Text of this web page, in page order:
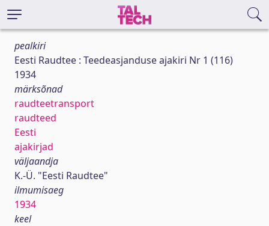
pealkiri
Eesti Raudtee : Teedeasjanduse ajakiri Nr 1 (116)
1934
märksõnad
raudteetransport
raudteed
Eesti
ajakirjad
väljaandja
K.-Ü. "Eesti Raudtee"
ilmumisaeg
1934
keel